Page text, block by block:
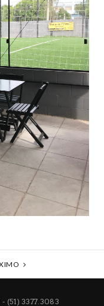
(51) 3377.3083